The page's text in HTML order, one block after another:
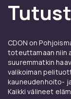
nopeaan
CDON on
toteuttamaan niin
suuremmatkin
valikoiman
kauneudenhoito-
Kaikki välineet